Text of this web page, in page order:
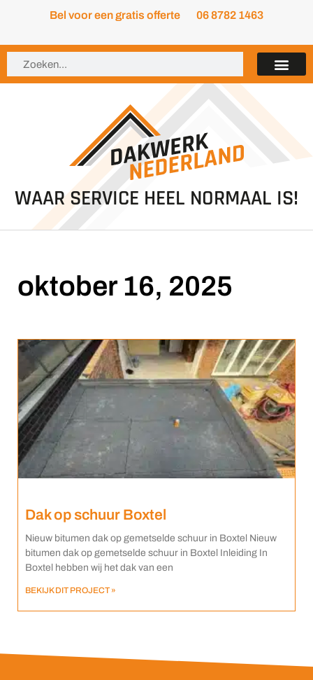
Bel voor een gratis offerte 06 8782 1463
WAAR SERVICE HEEL NORMAAL IS!
oktober 16, 2025
Dak op schuur Boxtel
Nieuw bitumen dak op gemetselde schuur in Boxtel Nieuw
bitumen dak op gemetselde schuur in Boxtel Inleiding In
Boxtel hebben wij het dak van een
BEKIJK DIT PROJECT »